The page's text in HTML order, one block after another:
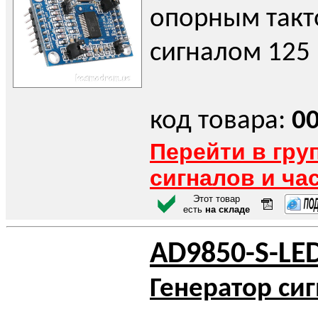
опорным
сигналом
код товара:
Перейти в
сигналов и
Этот товар
есть на складе
AD9850-S-
Генератор